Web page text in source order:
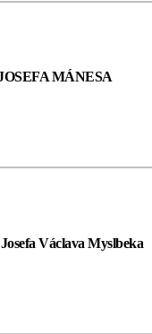
MÁNESA
Václava Myslbeka